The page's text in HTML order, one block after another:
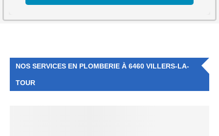
NOS SERVICES EN PLOMBERIE À 6460 VILLERS-LA-
TOUR